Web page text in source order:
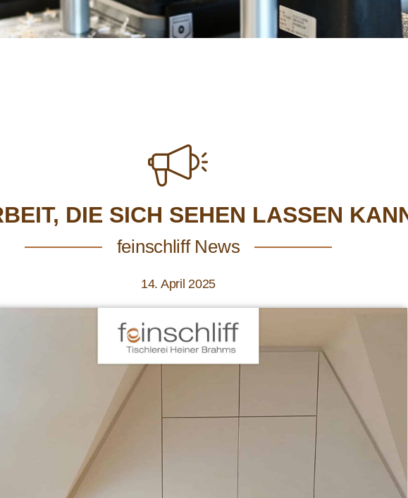
DIE SICH SEHEN LASSEN
feinschliff News
14. April 2025